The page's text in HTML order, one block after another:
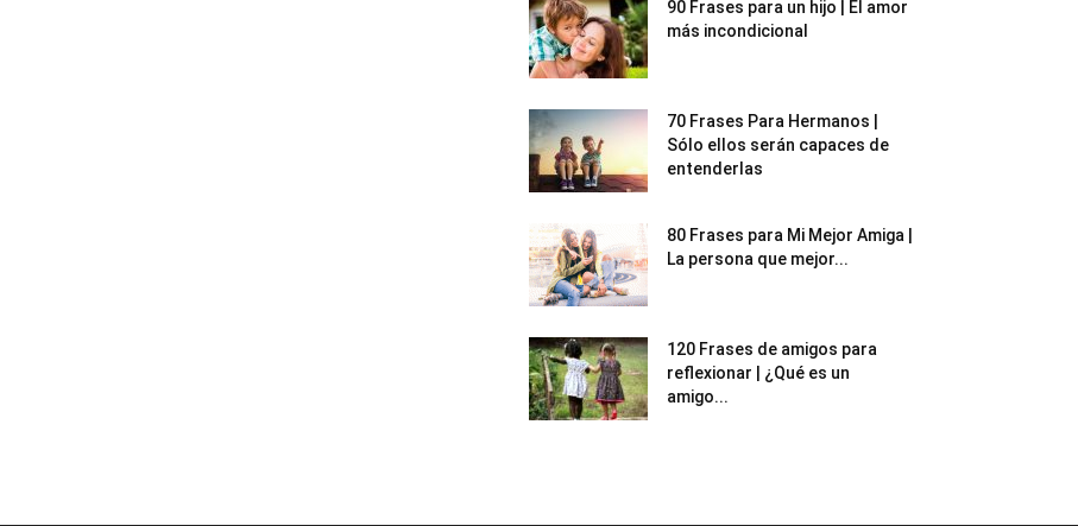
90 Frases para un hijo | El amor
más incondicional
70 Frases Para Hermanos |
Sólo ellos serán capaces de
entenderlas
80 Frases para Mi Mejor Amiga |
La persona que mejor...
120 Frases de amigos para
reflexionar | ¿Qué es un
amigo...